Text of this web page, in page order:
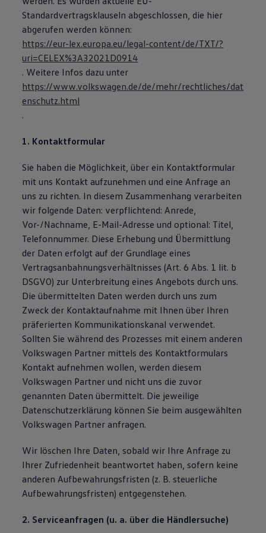
Magazin
Lifestyle
Transport
Familie
Elektromobilität
Volkswagen R
Pannen- und Unfallhilfe
Volkswagen Kundenbetreuung
Standardvertragsklauseln abgeschlossen, die hier
abgerufen werden können:
https://eur-lex.europa.eu/legal-content/de/TXT/?
uri=CELEX%3A32021D0914
. Weitere Infos dazu unter
https://www.volkswagen.de/de/mehr/rechtliches/dat
enschutz.html
.
1. Kontaktformular
Sie haben die Möglichkeit, über ein Kontaktformular
mit uns Kontakt aufzunehmen und eine Anfrage an
uns zu richten. In diesem Zusammenhang verarbeiten
wir folgende Daten: verpflichtend: Anrede,
Vor-/Nachname, E-Mail-Adresse und optional: Titel,
Telefonnummer. Diese Erhebung und Übermittlung
der Daten erfolgt auf der Grundlage eines
Vertragsanbahnungsverhältnisses (Art. 6 Abs. 1 lit. b
DSGVO) zur Unterbreitung eines Angebots durch uns.
Die übermittelten Daten werden durch uns zum
Zweck der Kontaktaufnahme mit Ihnen über Ihren
präferierten Kommunikationskanal verwendet.
Sollten Sie während des Prozesses mit einem anderen
Volkswagen Partner mittels des Kontaktformulars
Kontakt aufnehmen wollen, werden diesem
Volkswagen Partner und nicht uns die zuvor
genannten Daten übermittelt. Die jeweilige
Datenschutzerklärung können Sie beim ausgewählten
Volkswagen Partner anfragen.
Wir löschen Ihre Daten, sobald wir Ihre Anfrage zu
Ihrer Zufriedenheit beantwortet haben, sofern keine
anderen Aufbewahrungsfristen (z. B. steuerliche
Aufbewahrungsfristen) entgegenstehen.
2. Serviceanfragen (u. a. über die Händlersuche)